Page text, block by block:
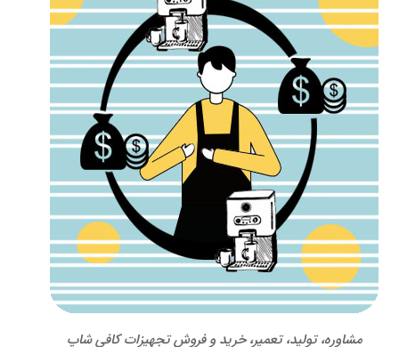
مشاوره، تولید، تعمیر، خرید و فروش تجهیزات کافی شاپ